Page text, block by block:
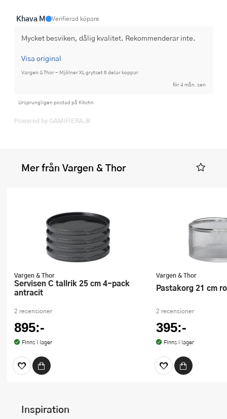
Khava M Verifierad köpare
Mycket besviken, dålig kvalitet. Rekommenderar inte.
Visa original
Vargen & Thor - Mjölner XL grytset 6 delar koppar
för 4 mån. sen
Ursprungligen postad på Kitchn
Powered by GAMIFIERA.®
Mer från Vargen & Thor
Vargen & Thor
Servisen C tallrik 25 cm 4-pack
antracit
2 recensioner
895:-
Finns i lager
Vargen & Thor
Pastakorg 21 cm
2 recensioner
395:-
Finns i lager
Inspiration